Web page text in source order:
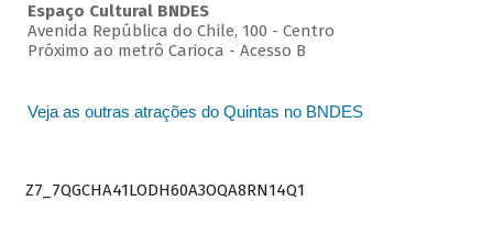
Espaço Cultural BNDES
Avenida República do Chile, 100 - Centro
Próximo ao metrô Carioca - Acesso B
Veja as outras atrações do Quintas no BNDES
Z7_7QGCHA41LODH60A3OQA8RN14Q1